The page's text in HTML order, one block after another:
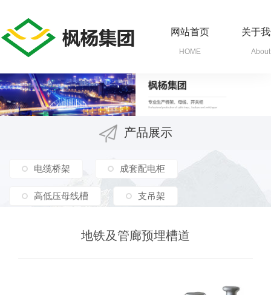
网站首页
HOME
关于
About
产品展示
电缆桥架 成套配电柜
高低压母线槽 支吊架
地铁及管廊预埋槽道